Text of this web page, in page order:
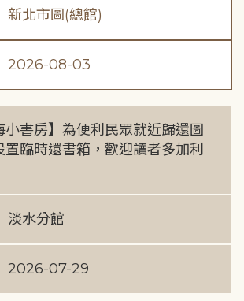
新北市圖(總館)
2026-08-03
小書房】為便利民眾就近歸還圖
置臨時還書箱，歡迎讀者多加利
淡水分館
2026-07-29